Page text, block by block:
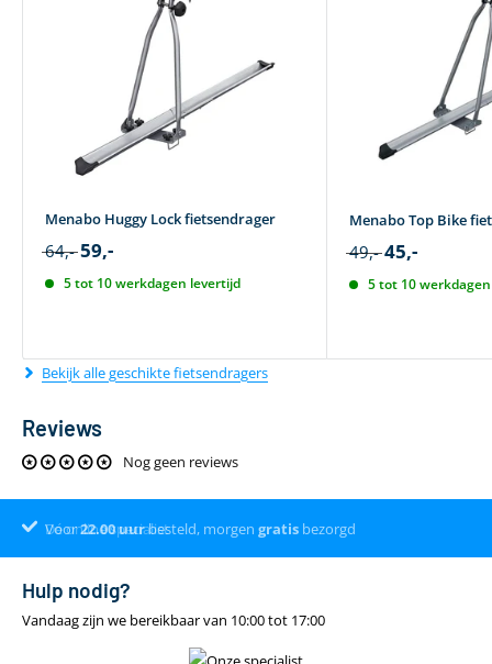
Menabo Huggy Lock fietsendrager
64,- 59,-
5 tot 10 werkdagen levertijd
Menabo Top Bike
49,- 45,-
5 tot 10
Bekijk alle geschikte fietsendragers
Reviews
Nog geen reviews
Voor22.00uurbesteld, morgen gratisbezorgd
Dé online specialist
Klantenbeoordeling 9.4
Hulp nodig?
Vandaag zijn we bereikbaar van 10:00 tot 17:00